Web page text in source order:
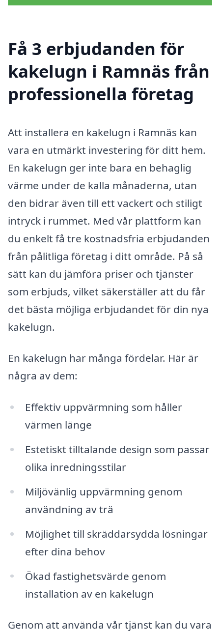
Få 3 erbjudanden för
kakelugn i Ramnäs från
professionella företag
Att installera en kakelugn i Ramnäs kan
vara en utmärkt investering för ditt hem.
En kakelugn ger inte bara en behaglig
värme under de kalla månaderna, utan
den bidrar även till ett vackert och stiligt
intryck i rummet. Med vår plattform kan
du enkelt få tre kostnadsfria erbjudanden
från pålitliga företag i ditt område. På så
sätt kan du jämföra priser och tjänster
som erbjuds, vilket säkerställer att du får
det bästa möjliga erbjudandet för din nya
kakelugn.
En kakelugn har många fördelar. Här är
några av dem:
Effektiv uppvärmning som håller
värmen länge
Estetiskt tilltalande design som passar
olika inredningsstilar
Miljövänlig uppvärmning genom
användning av trä
Möjlighet till skräddarsydda lösningar
efter dina behov
Ökad fastighetsvärde genom
installation av en kakelugn
Genom att använda vår tjänst kan du vara